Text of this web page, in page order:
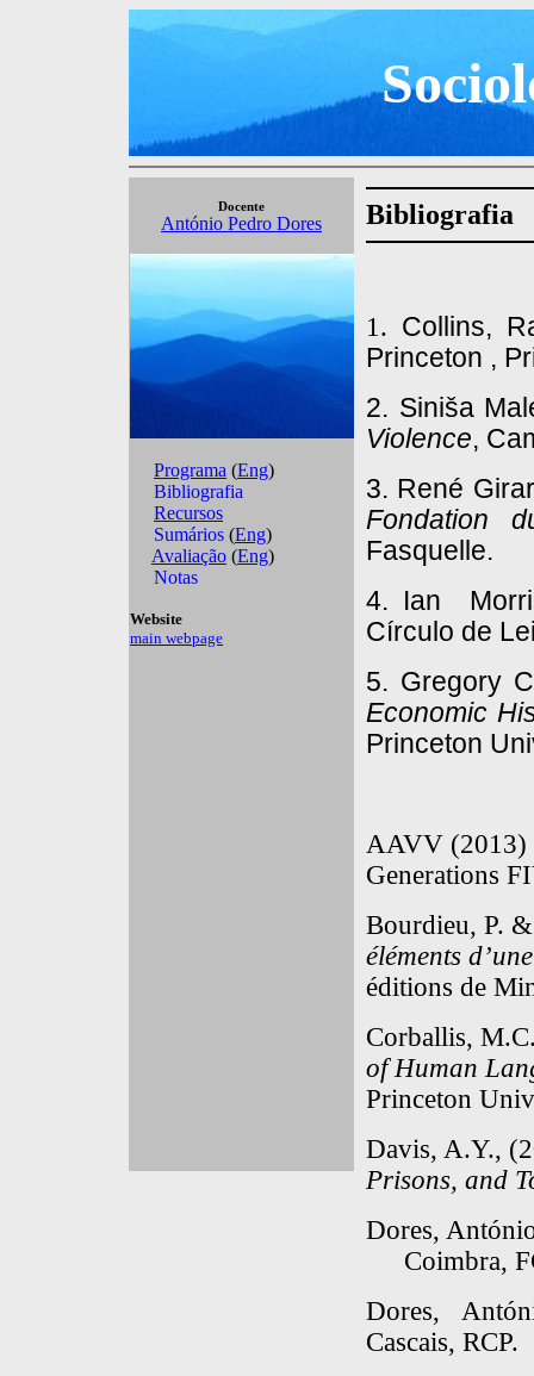
Bibliografia
1. Collins,
Princeton ,
2. Siniša
Violence,
3. René
Fondation
Fasquelle.
4. Ian
Círculo de
5. Gregory
Economic
Princeton
AAVV (2013)
Generations
Bourdieu, P.
éléments
éditions de
Corballis,
of Human
Princeton
Davis, A.Y.,
Prisons, and
Dores,
Coimbra,
Dores,
Cascais, RCP.